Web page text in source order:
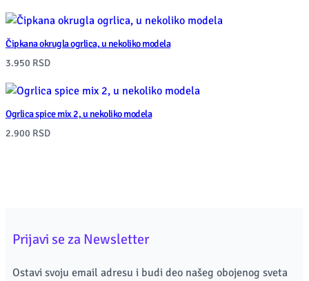
Čipkana okrugla ogrlica, u nekoliko modela
3.950 RSD
Ogrlica spice mix 2, u nekoliko modela
2.900 RSD
Prijavi se za Newsletter
Ostavi svoju email adresu i budi deo našeg obojenog sveta